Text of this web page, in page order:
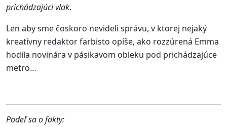
prichádzajúci vlak.
Len aby sme čoskoro nevideli správu, v ktorej nejaký
kreatívny redaktor farbisto opíše, ako rozzúrená Emma
hodila novinára v pásikavom obleku pod prichádzajúce
metro…
Podeľ sa o fakty: